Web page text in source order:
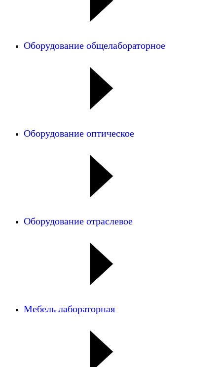
Оборудование общелабораторное
Оборудование оптическое
Оборудование отраслевое
Мебель лабораторная